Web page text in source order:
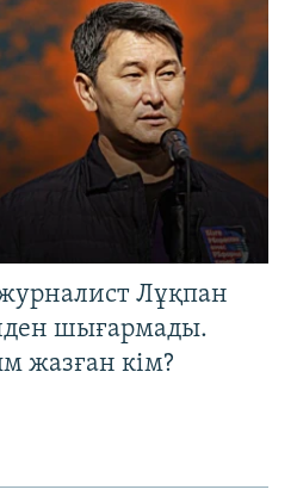
Лұқпан
шығармады.
жазған кім?